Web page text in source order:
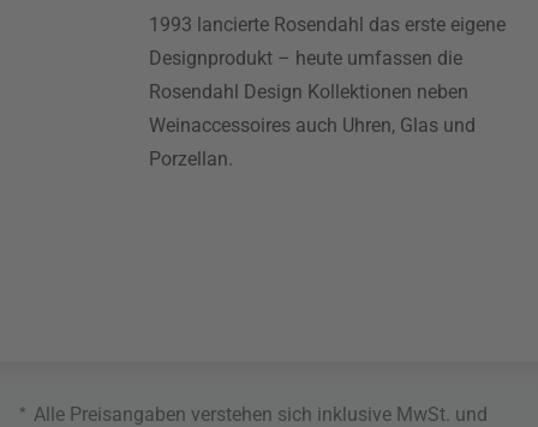
1993 lancierte Rosendahl das erste eigene
Designprodukt – heute umfassen die
Rosendahl Design Kollektionen neben
Weinaccessoires auch Uhren, Glas und
Porzellan.
* Alle Preisangaben verstehen sich inklusive MwSt. und